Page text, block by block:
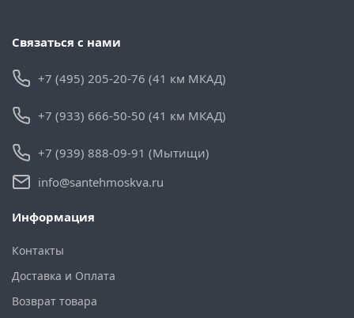
Связаться с нами
+7 (495) 205-20-76 (41 км МКАД)
+7 (933) 666-50-50 (41 км МКАД)
+7 (939) 888-09-91 (Мытищи)
info@santehmoskva.ru
Информация
Контакты
Доставка и Оплата
Возврат товара